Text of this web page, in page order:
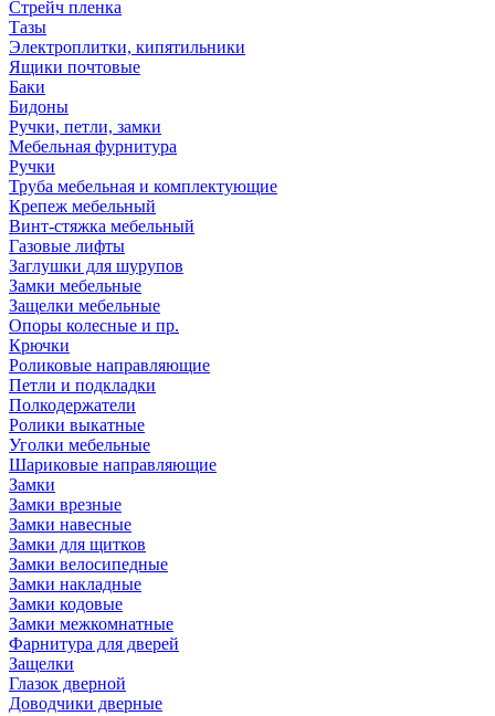
Стрейч пленка
Тазы
Электроплитки, кипятильники
Ящики почтовые
Баки
Бидоны
Ручки, петли, замки
Мебельная фурнитура
Ручки
Труба мебельная и комплектующие
Крепеж мебельный
Винт-стяжка мебельный
Газовые лифты
Заглушки для шурупов
Замки мебельные
Защелки мебельные
Опоры колесные и пр.
Крючки
Роликовые направляющие
Петли и подкладки
Полкодержатели
Ролики выкатные
Уголки мебельные
Шариковые направляющие
Замки
Замки врезные
Замки навесные
Замки для щитков
Замки велосипедные
Замки накладные
Замки кодовые
Замки межкомнатные
Фарнитура для дверей
Защелки
Глазок дверной
Доводчики дверные